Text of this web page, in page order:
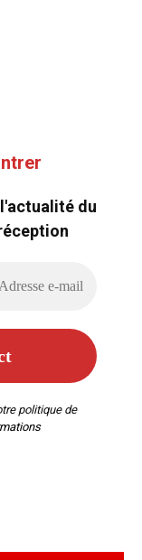
du
politique de